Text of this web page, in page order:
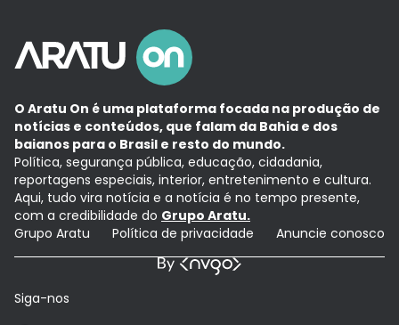
O Aratu On é uma plataforma focada na produção de
notícias e conteúdos, que falam da Bahia e dos
baianos para o Brasil e resto do mundo.
Política, segurança pública, educação, cidadania,
reportagens especiais, interior, entretenimento e cultura.
Aqui, tudo vira notícia e a notícia é no tempo presente,
com a credibilidade do Grupo Aratu.
Grupo Aratu
Política de privacidade Anuncie conosco
Siga-nos